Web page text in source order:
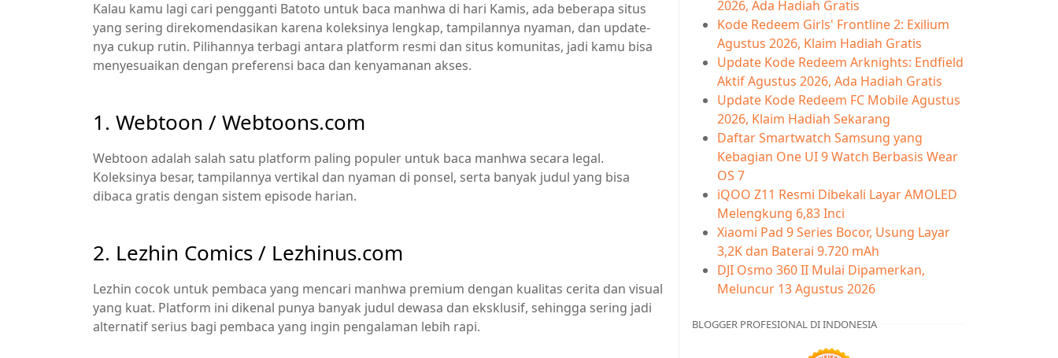
Kalau kamu lagi cari pengganti Batoto untuk baca manhwa di hari Kamis, ada beberapa situs
yang sering direkomendasikan karena koleksinya lengkap, tampilannya nyaman, dan update-
nya cukup rutin. Pilihannya terbagi antara platform resmi dan situs komunitas, jadi kamu bisa
menyesuaikan dengan preferensi baca dan kenyamanan akses.
1. Webtoon / Webtoons.com
Webtoon adalah salah satu platform paling populer untuk baca manhwa secara legal.
Koleksinya besar, tampilannya vertikal dan nyaman di ponsel, serta banyak judul yang bisa
dibaca gratis dengan sistem episode harian.
2. Lezhin Comics / Lezhinus.com
Lezhin cocok untuk pembaca yang mencari manhwa premium dengan kualitas cerita dan visual
yang kuat. Platform ini dikenal punya banyak judul dewasa dan eksklusif, sehingga sering jadi
alternatif serius bagi pembaca yang ingin pengalaman lebih rapi.
2026, Ada Hadiah Gratis
Kode Redeem Girls' Frontline 2: Exilium
Agustus 2026, Klaim Hadiah Gratis
Update Kode Redeem Arknights: Endfield
Aktif Agustus 2026, Ada Hadiah Gratis
Update Kode Redeem FC Mobile Agustus
2026, Klaim Hadiah Sekarang
Daftar Smartwatch Samsung yang
Kebagian One UI 9 Watch Berbasis Wear
OS 7
iQOO Z11 Resmi Dibekali Layar AMOLED
Melengkung 6,83 Inci
Xiaomi Pad 9 Series Bocor, Usung Layar
3,2K dan Baterai 9.720 mAh
DJI Osmo 360 II Mulai Dipamerkan,
Meluncur 13 Agustus 2026
BLOGGER PROFESIONAL DI INDONESIA